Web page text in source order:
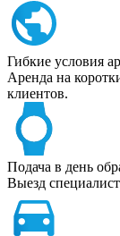
Гибкие условия
Аренда на
клиентов.
Подача в день
Выезд